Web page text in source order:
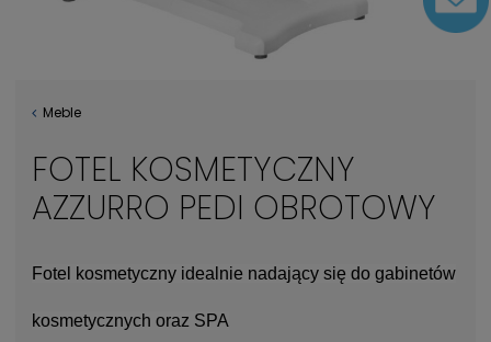
Meble
FOTEL KOSMETYCZNY
AZZURRO PEDI OBROTOWY
Fotel kosmetyczny idealnie nadający się do gabinetów
kosmetycznych oraz SPA